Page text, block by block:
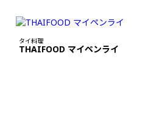
タイ料理
THAIFOOD マイペンライ